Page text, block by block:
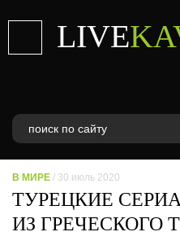
LIVE
В МИРЕ / 30 июль 2020
ТУРЕЦКИЕ
ИЗ ГРЕЧЕСКОГО